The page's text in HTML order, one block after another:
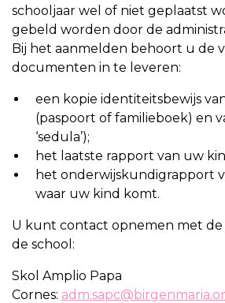
schooljaar wel of niet geplaatst
gebeld worden door de
Bij het aanmelden behoort u de
documenten in te leveren:
een kopie identiteitsbewijs
(paspoort of familieboek) en
‘sedula’);
het laatste rapport van uw
het onderwijskundigrapport
waar uw kind komt.
U kunt contact opnemen met de
de school:
Skol Amplio Papa
Cornes: